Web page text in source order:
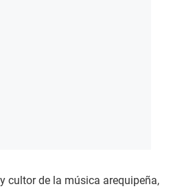
cultor de la música arequipeña,